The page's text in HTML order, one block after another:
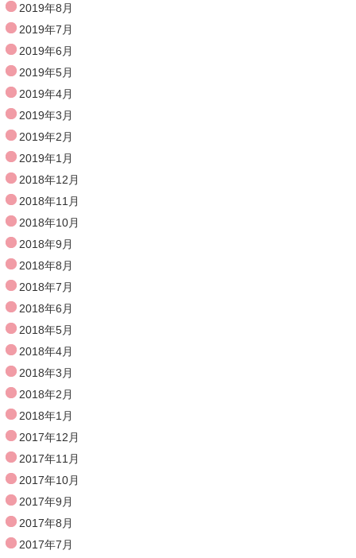
2019年8月
2019年7月
2019年6月
2019年5月
2019年4月
2019年3月
2019年2月
2019年1月
2018年12月
2018年11月
2018年10月
2018年9月
2018年8月
2018年7月
2018年6月
2018年5月
2018年4月
2018年3月
2018年2月
2018年1月
2017年12月
2017年11月
2017年10月
2017年9月
2017年8月
2017年7月